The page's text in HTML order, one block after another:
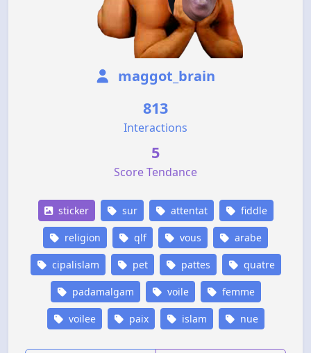
maggot_brain
813
Interactions
5
Score Tendance
sticker sur attentat fiddle
religion qlf vous arabe
cipalislam pet pattes quatre
padamalgam voile femme
voilee paix islam nue